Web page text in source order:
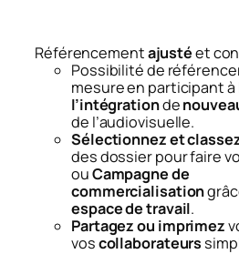
Référencementajustéet
Possibilité de
mesure en participant
l’intégrationde
de l’audiovisuelle.
Sélectionnez et
des dossier pour faire
ouCampagne de
commercialisation
espace de travail.
Partagez ou imprimez
voscollaborateurs